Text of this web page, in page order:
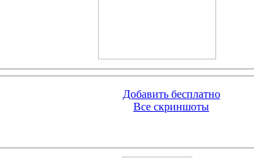
Добавить бесплатно
Все скриншоты